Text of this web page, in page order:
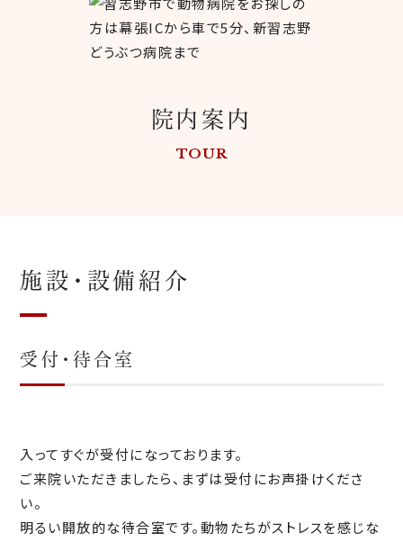
院内案内
TOUR
施設・設備紹介
受付・待合室
入ってすぐが受付になっております。
ご来院いただきましたら、まずは受付にお声掛けくださ
い。
明るい開放的な待合室です。動物たちがストレスを感じな